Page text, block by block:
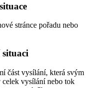
stránce pořadu nebo
část vysílání, která svým
vysílání nebo tok